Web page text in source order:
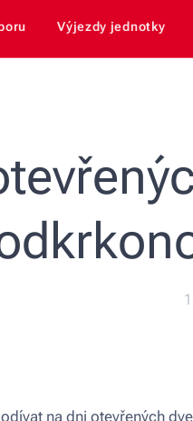
Výjezdy jednotky
na dni otevřených